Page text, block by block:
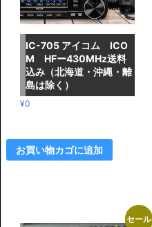
IC-705 アイコム ICO
M HFー430MHz送料
込み（北海道・沖縄・離
島は除く）
¥0
お買い物カゴに追加
セール